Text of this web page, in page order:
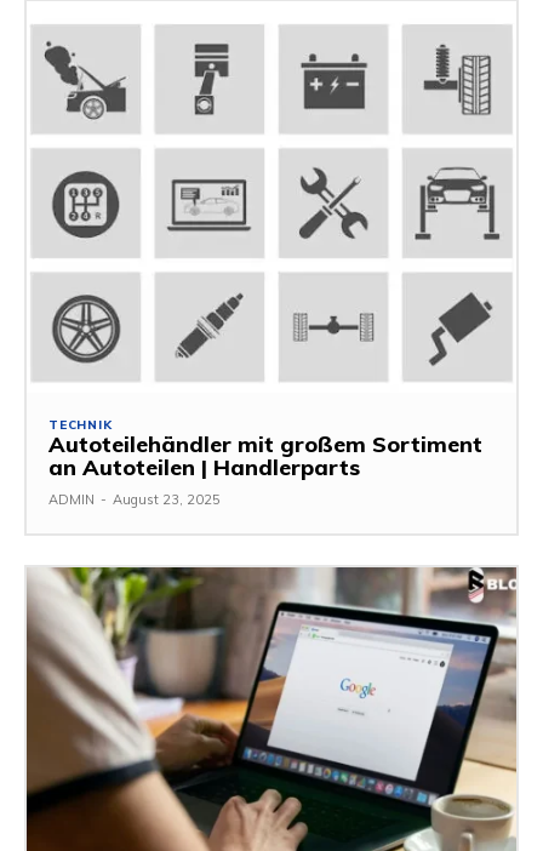
TECHNIK
Autoteilehändler mit großem Sortiment
an Autoteilen | Handlerparts
ADMIN - August 23, 2025